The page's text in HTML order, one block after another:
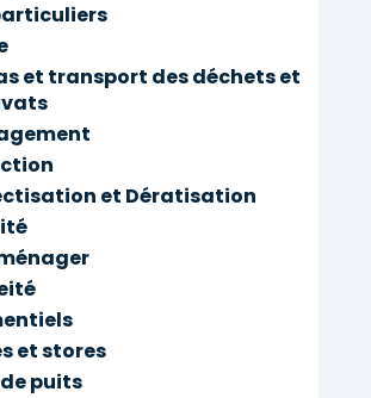
et transport des déchets et
et Dératisation
et stores
puits